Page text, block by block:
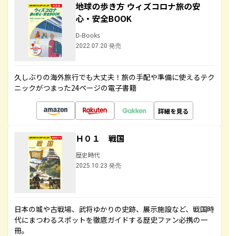
地球の歩き方 ウィズコロナ旅の安
心・安全BOOK
D-Books
2022.07.20 発売
久しぶりの海外旅行でも大丈夫！旅の手配や準備に使えるテク
ニックがつまった24ページの電子書籍
詳細を見る
Ｈ０１ 戦国
歴史時代
2025.10.23 発売
日本の城や古戦場、武将ゆかりの史跡、展示施設など、戦国時
代にまつわるスポットを徹底ガイドする歴史ファン必携の一
冊。